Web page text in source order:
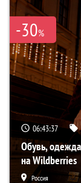
-30%
06:43:36
Обувь,
на Wildberries
Россия